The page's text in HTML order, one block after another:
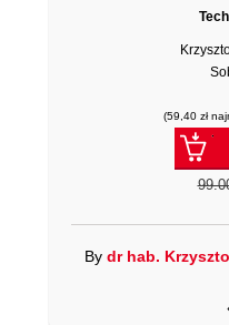
(59,40 zł
By dr hab.